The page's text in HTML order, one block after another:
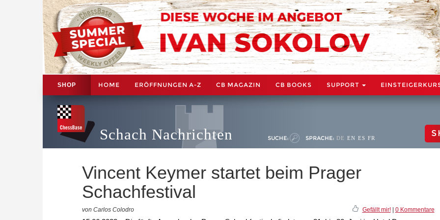
SHOP HOME ERÖFFNUNGEN A-Z CB MAGAZIN CB BOOKS SUPPORT
Schach Nachrichten SUCHE: SPRACHE: DE EN ES FR
Vincent Keymer startet beim Prager
Schachfestival
von Carlos Colodro Gefällt mir!| 0 Kommentare